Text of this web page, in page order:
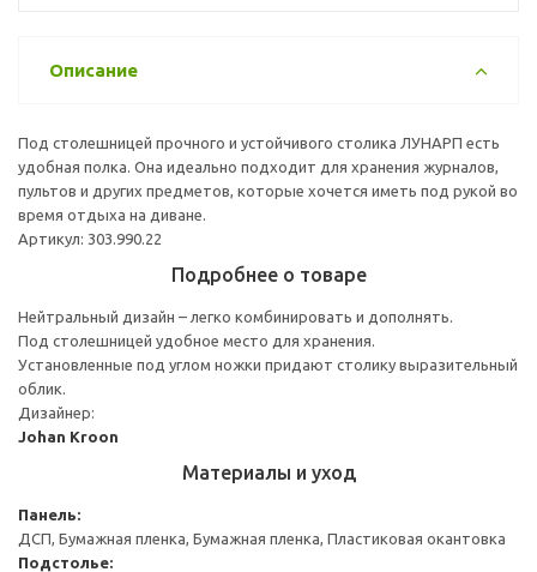
Описание
Под столешницей прочного и устойчивого столика ЛУНАРП есть
удобная полка. Она идеально подходит для хранения журналов,
пультов и других предметов, которые хочется иметь под рукой во
время отдыха на диване.
Артикул: 303.990.22
Подробнее о товаре
Нейтральный дизайн – легко комбинировать и дополнять.
Под столешницей удобное место для хранения.
Установленные под углом ножки придают столику выразительный
облик.
Дизайнер:
Johan Kroon
Материалы и уход
Панель:
ДСП, Бумажная пленка, Бумажная пленка, Пластиковая окантовка
Подстолье: